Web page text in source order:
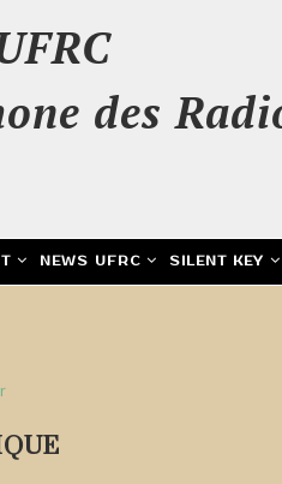
des
NEWS UFRC SILENT KEY